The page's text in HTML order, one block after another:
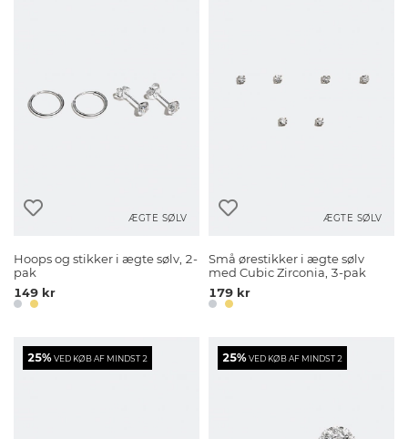
ÆGTE SØLV
Hoops og stikker i ægte sølv, 2-
pak
149 kr
ÆGTE SØLV
Små ørestikker i ægte sølv
med Cubic Zirconia, 3-pak
179 kr
25%VED KØB AF MINDST 2 25%VED KØB AF MINDST 2